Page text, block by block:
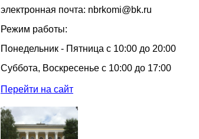
электронная почта: nbrkomi@bk.ru
Режим работы:
Понедельник - Пятница с 10:00 до 20:00
Суббота, Воскресенье с 10:00 до 17:00
Перейти на сайт